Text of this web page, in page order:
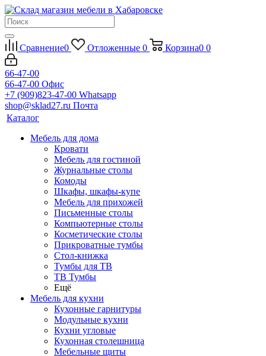
Сравнение0 Отложенные 0 Корзина0 0
66-47-00
66-47-00 Офис
+7 (909)823-47-00 Whatsapp
shop@sklad27.ru Почта
Каталог
Мебель для дома
Кровати
Мебель для гостиной
Журнальные столы
Комоды
Шкафы, шкафы-купе
Мебель для прихожей
Письменные столы
Компьютерные столы
Косметические столы
Прикроватные тумбы
Стол-книжка
Тумбы для ТВ
ТВ Тумбы
Ещё
Мебель для кухни
Кухонные гарнитуры
Модульные кухни
Кухни угловые
Кухонная столешница
Мебельные щиты